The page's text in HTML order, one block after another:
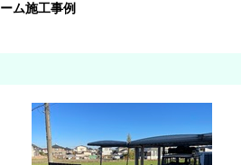
ーム施工事例